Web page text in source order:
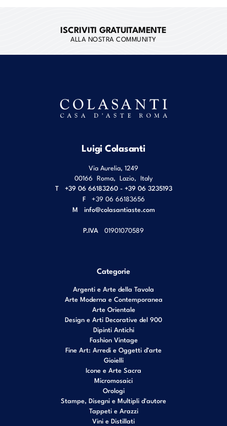
ISCRIVITI GRATUITAMENTE
ALLA NOSTRA COMMUNITY
Luigi Colasanti
Via Aurelia, 1249
00166 Roma Lazio Italy
T
+39 06 66183260 - +39 06 3235193
F
+39 06 66183656
M info@colasantiaste.com
P.IVA 01901070589
Categorie
Argenti e Arte della Tavola
Arte Moderna e Contemporanea
Arte Orientale
Design e Arti Decorative del 900
Dipinti Antichi
Fashion Vintage
Fine Art: Arredi e Oggetti d’arte
Gioielli
Icone e Arte Sacra
Micromosaici
Orologi
Stampe, Disegni e Multipli d'autore
Tappeti e Arazzi
Vini e Distillati